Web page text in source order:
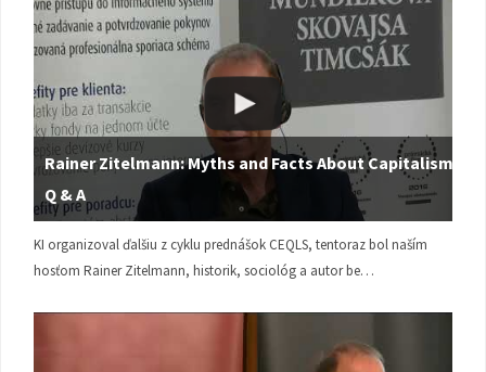
Rainer Zitelmann: Myths and Facts About Capitalism |
Q & A
KI organizoval ďalšiu z cyklu prednášok CEQLS, tentoraz bol naším
hosťom Rainer Zitelmann, historik, sociológ a autor be…